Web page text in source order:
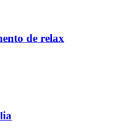
de relax